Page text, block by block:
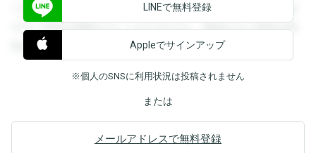
できます。登録すると回答を閲覧することができます。登録
すると回答を閲覧することができます。登録すると回答を閲
覧することができます。
LINEで無料登録
Appleでサインアップ
※個人のSNSに利用状況は投稿されません
または
メールアドレスで無料登録